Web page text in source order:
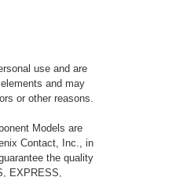
use and are
and may
or other reasons.
Models are
Contact, Inc., in
the quality
EXPRESS,